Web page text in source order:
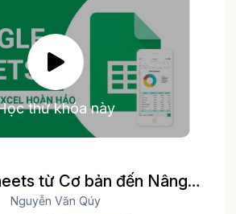
thử khóa này
từ Cơ bản đến Nâng
cụ thay thế Excel
Nguyễn Văn Qúy